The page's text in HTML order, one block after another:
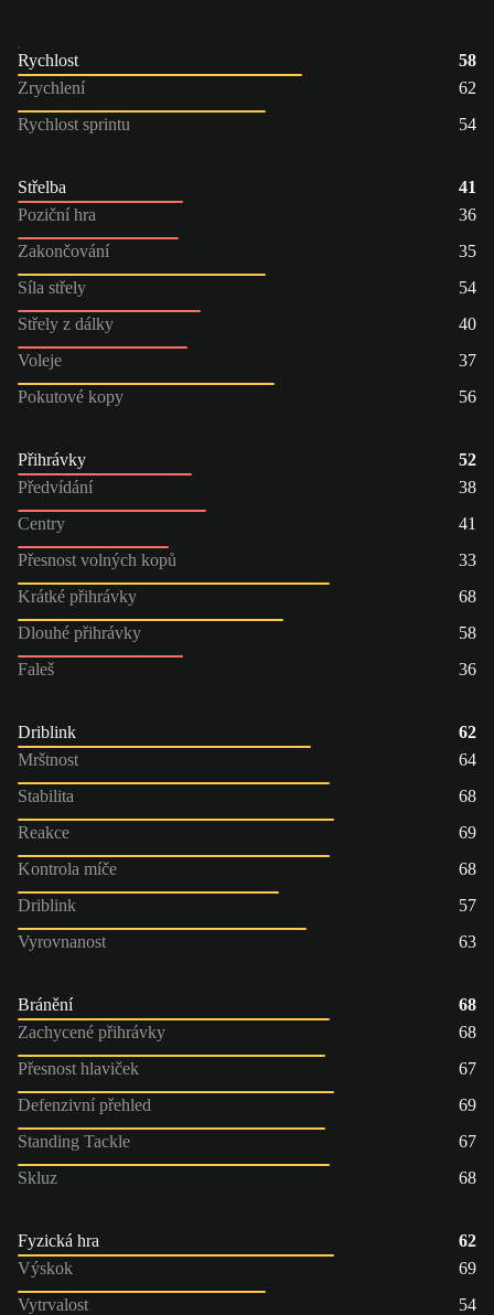
Rychlost
58
Zrychlení
62
Rychlost sprintu
54
Střelba
41
Poziční hra
36
Zakončování
35
Síla střely
54
Střely z dálky
40
Voleje
37
Pokutové kopy
56
Přihrávky
52
Předvídání
38
Centry
41
Přesnost volných kopů
33
Krátké přihrávky
68
Dlouhé přihrávky
58
Faleš
36
Driblink
62
Mrštnost
64
Stabilita
68
Reakce
69
Kontrola míče
68
Driblink
57
Vyrovnanost
63
Bránění
68
Zachycené přihrávky
68
Přesnost hlaviček
67
Defenzivní přehled
69
Standing Tackle
67
Skluz
68
Fyzická hra
62
Výskok
69
Vytrvalost
54